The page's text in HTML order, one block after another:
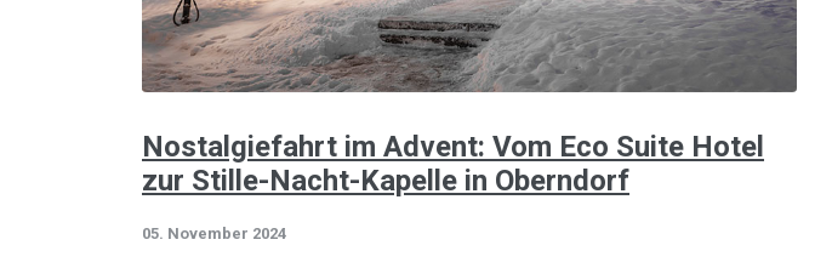
Nostalgiefahrt im Advent: Vom Eco Suite Hotel
zur Stille-Nacht-Kapelle in Oberndorf
05. November 2024